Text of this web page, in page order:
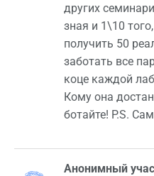
других
зная и 1\10
получить 50
заботать все
коце каждой
Кому она
ботайте! P.S.
Анонимный